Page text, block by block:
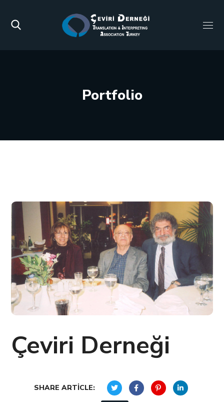
Portfolio
Çeviri Derneği
SHARE ARTICLE: